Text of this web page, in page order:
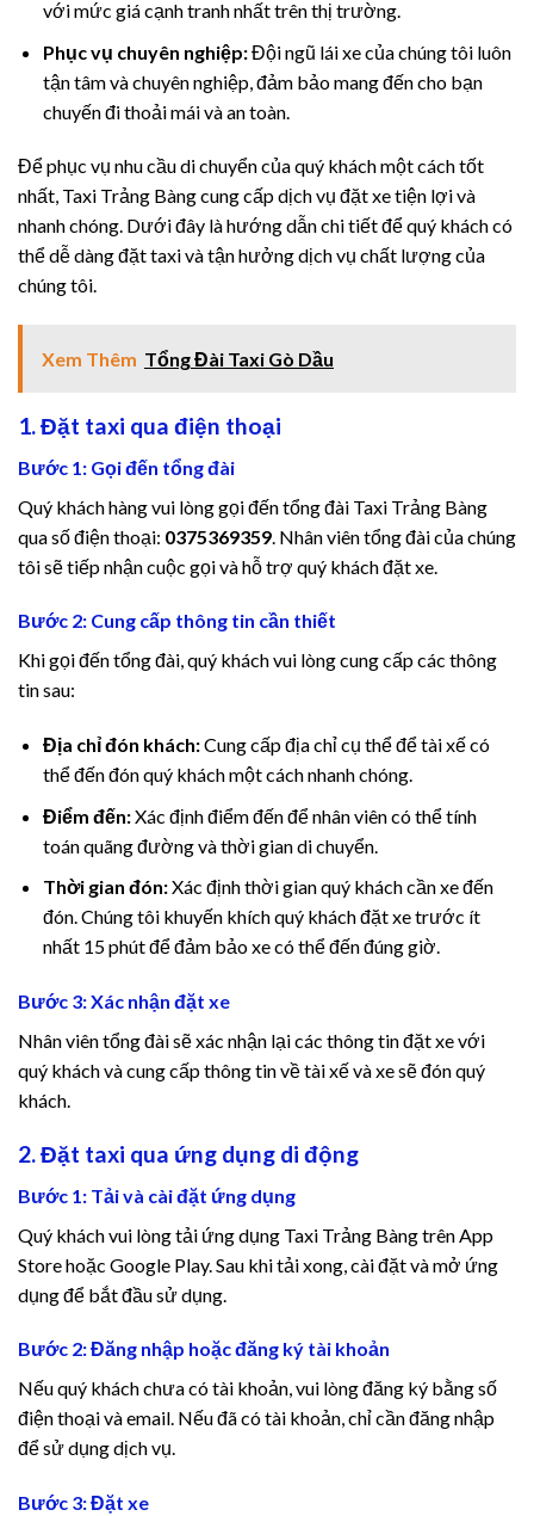
với mức giá cạnh tranh nhất trên thị trường.
Phục vụ chuyên nghiệp:Đội ngũ lái xe của chúng tôi luôn
tận tâm và chuyên nghiệp, đảm bảo mang đến cho bạn
chuyến đi thoải mái và an toàn.
Để phục vụ nhu cầu di chuyển của quý khách một cách tốt
nhất, Taxi Trảng Bàng cung cấp dịch vụ đặt xe tiện lợi và
nhanh chóng. Dưới đây là hướng dẫn chi tiết để quý khách có
thể dễ dàng đặt taxi và tận hưởng dịch vụ chất lượng của
chúng tôi.
Xem Thêm Tổng Đài Taxi Gò Dầu
1. Đặt taxi qua điện thoại
Bước 1: Gọi đến tổng đài
Quý khách hàng vui lòng gọi đến tổng đài Taxi Trảng Bàng
qua số điện thoại: 0375369359 . Nhân viên tổng đài của chúng
tôi sẽ tiếp nhận cuộc gọi và hỗ trợ quý khách đặt xe.
Bước 2: Cung cấp thông tin cần thiết
Khi gọi đến tổng đài, quý khách vui lòng cung cấp các thông
tin sau:
Địa chỉ đón khách:Cung cấp địa chỉ cụ thể để tài xế có
thể đến đón quý khách một cách nhanh chóng.
Điểm đến:Xác định điểm đến để nhân viên có thể tính
toán quãng đường và thời gian di chuyển.
Thời gian đón:Xác định thời gian quý khách cần xe đến
đón. Chúng tôi khuyến khích quý khách đặt xe trước ít
nhất 15 phút để đảm bảo xe có thể đến đúng giờ.
Bước 3: Xác nhận đặt xe
Nhân viên tổng đài sẽ xác nhận lại các thông tin đặt xe với
quý khách và cung cấp thông tin về tài xế và xe sẽ đón quý
khách.
2. Đặt taxi qua ứng dụng di động
Bước 1: Tải và cài đặt ứng dụng
Quý khách vui lòng tải ứng dụng Taxi Trảng Bàng trên App
Store hoặc Google Play. Sau khi tải xong, cài đặt và mở ứng
dụng để bắt đầu sử dụng.
Bước 2: Đăng nhập hoặc đăng ký tài khoản
Nếu quý khách chưa có tài khoản, vui lòng đăng ký bằng số
điện thoại và email. Nếu đã có tài khoản, chỉ cần đăng nhập
để sử dụng dịch vụ.
Bước 3: Đặt xe